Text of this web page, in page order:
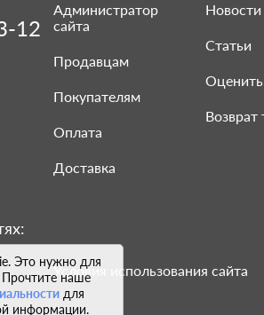
Это нужно для
Прочтите наше
для
информации.
12
Администратор
сайта
Продавцам
Покупателям
Оплата
Доставка
Новости
Статьи
Возврат
Условия использования сайта